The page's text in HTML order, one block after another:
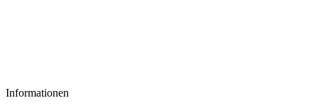
Informationen